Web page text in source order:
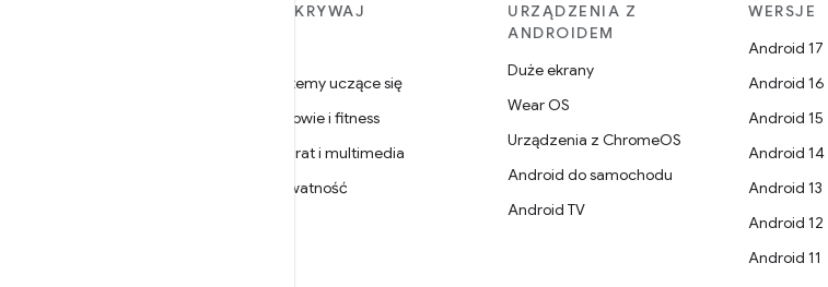
ODKRYWAJ
Systemy uczące się
Zdrowie i fitness
Aparat i multimedia
Prywatność
URZĄDZENIA Z
ANDROIDEM
Duże ekrany
Wear OS
Urządzenia z ChromeOS
Android do samochodu
Android TV
WERSJE
Android 17
Android 16
Android 15
Android 14
Android 13
Android 12
Android 11